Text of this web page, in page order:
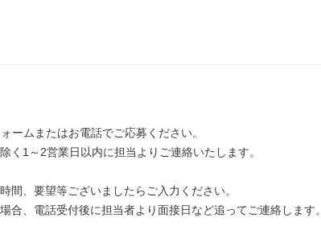
ームまたはお電話でご応募ください。
く1～2営業日以内に担当よりご連絡いたします。
間、要望等ございましたらご入力ください。
合、電話受付後に担当者より面接日など追ってご連絡します。